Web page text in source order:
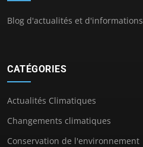
Blog d'actualités et d'informations
CATÉGORIES
Actualités Climatiques
Changements climatiques
Conservation de l'environnement